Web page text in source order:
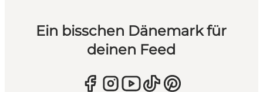
Ein bisschen Dänemark für
deinen Feed